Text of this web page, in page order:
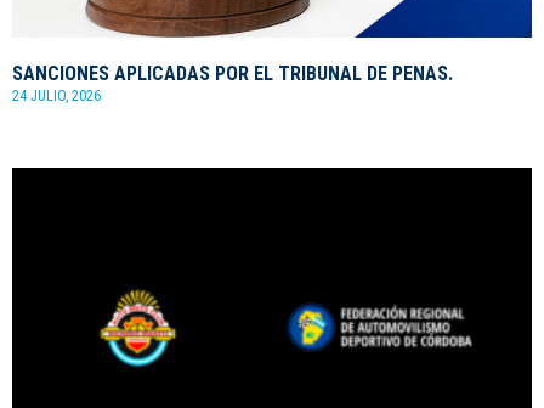
SANCIONES APLICADAS POR EL TRIBUNAL DE PENAS.
24 JULIO, 2026